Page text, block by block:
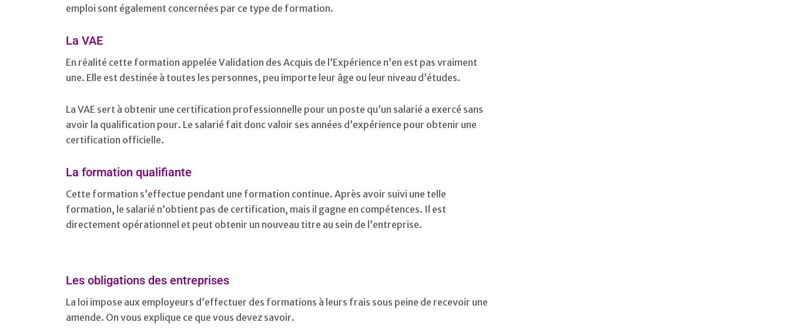
emploi sont également concernées par ce type de formation.
La VAE
En réalité cette formation appelée Validation des Acquis de l’Expérience n’en est pas vraiment
une. Elle est destinée à toutes les personnes, peu importe leur âge ou leur niveau d’études.
La VAE sert à obtenir une certification professionnelle pour un poste qu’un salarié a exercé sans
avoir la qualification pour. Le salarié fait donc valoir ses années d’expérience pour obtenir une
certification officielle.
La formation qualifiante
Cette formation s’effectue pendant une formation continue. Après avoir suivi une telle
formation, le salarié n’obtient pas de certification, mais il gagne en compétences. Il est
directement opérationnel et peut obtenir un nouveau titre au sein de l’entreprise.
Les obligations des entreprises
La loi impose aux employeurs d’effectuer des formations à leurs frais sous peine de recevoir une
amende. On vous explique ce que vous devez savoir.